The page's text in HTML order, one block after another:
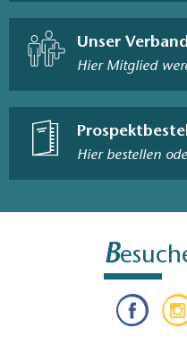
Unser
Hier Mitglied
Hier bestellen
B